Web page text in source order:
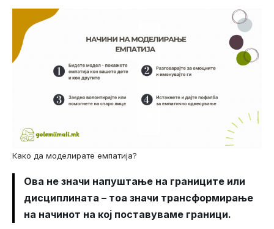
Како да моделирате емпатија?
Ова не значи напуштање на границите или
дисциплината – тоа значи трансформирање
на начинот на кој поставуваме граници.